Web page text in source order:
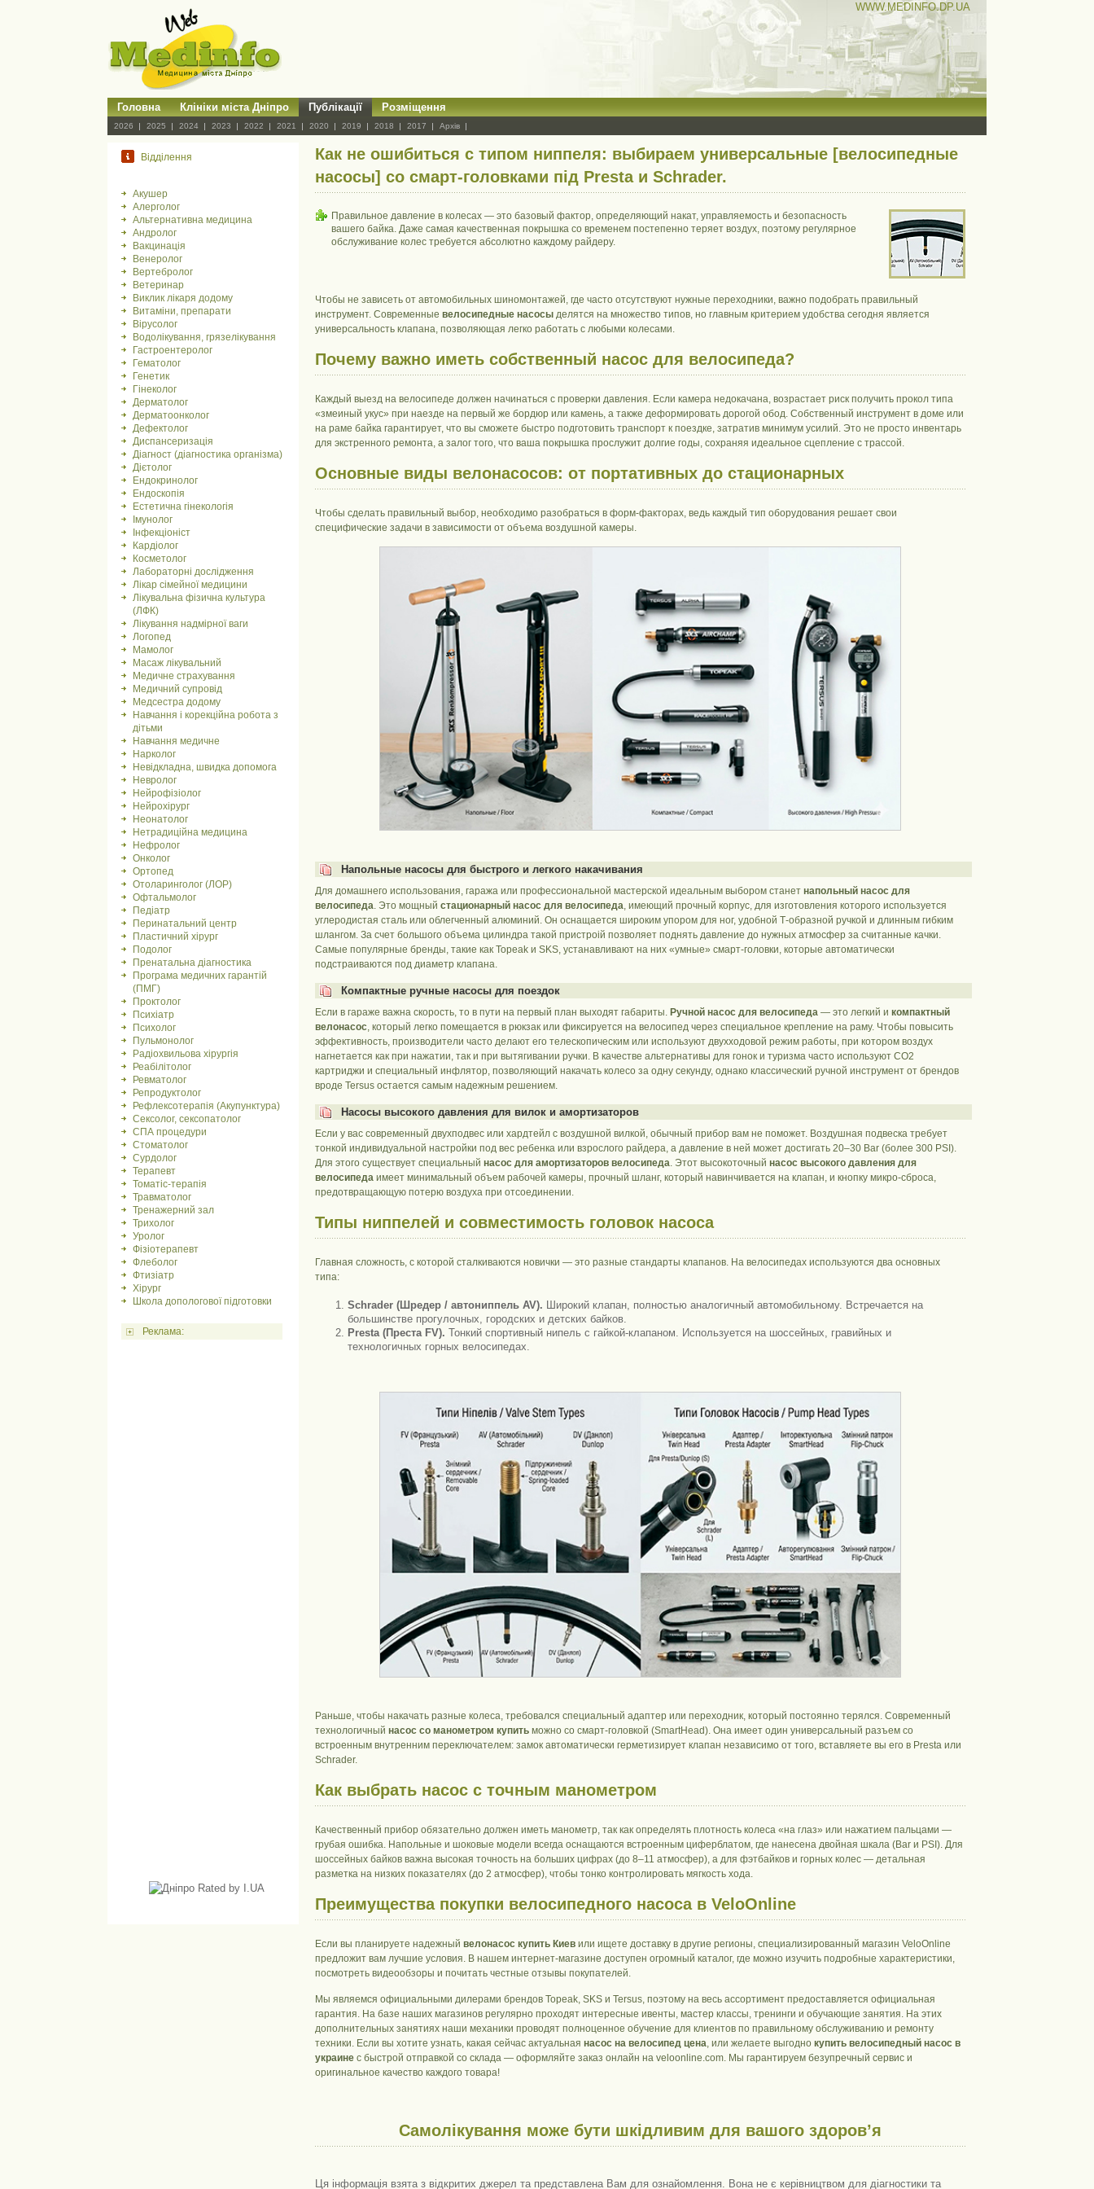
WWW.MEDINFO.DP.UA
Головна Клініки міста Дніпро Публікації Розміщення
2026 2025 2024 2023 2022 2021 2020 2019 2018 2017 Архів
Відділення
Акушер
Алерголог
Альтернативна медицина
Андролог
Вакцинація
Венеролог
Вертебролог
Ветеринар
Виклик лікаря додому
Витаміни, препарати
Вірусолог
Водолікування, грязелікування
Гастроентеролог
Гематолог
Генетик
Гінеколог
Дерматолог
Дерматоонколог
Дефектолог
Диспансеризація
Діагност (діагностика організма)
Дієтолог
Ендокринолог
Ендоскопія
Естетична гінекологія
Імунолог
Інфекціоніст
Кардіолог
Косметолог
Лабораторні дослідження
Лікар сімейної медицини
Лікувальна фізична культура
(ЛФК)
Лікування надмірної ваги
Логопед
Мамолог
Масаж лікувальний
Медичне страхування
Медичний супровід
Медсестра додому
Навчання і корекційна робота з
дітьми
Навчання медичне
Нарколог
Невідкладна, швидка допомога
Невролог
Нейрофізіолог
Нейрохірург
Неонатолог
Нетрадиційна медицина
Нефролог
Онколог
Ортопед
Отоларинголог (ЛОР)
Офтальмолог
Педіатр
Перинатальний центр
Пластичний хірург
Подолог
Пренатальна діагностика
Програма медичних гарантій
(ПМГ)
Проктолог
Психіатр
Психолог
Пульмонолог
Радіохвильова хірургія
Реабілітолог
Ревматолог
Репродуктолог
Рефлексотерапія (Акупунктура)
Сексолог, сексопатолог
СПА процедури
Стоматолог
Сурдолог
Терапевт
Томатіс-терапія
Травматолог
Тренажерний зал
Трихолог
Уролог
Фізіотерапевт
Флеболог
Фтизіатр
Хірург
Школа допологової підготовки
Реклама:
Как не ошибиться с типом ниппеля: выбираем универсальные [велосипедные
насосы] со смарт-головками під Presta и Schrader.
Правильное давление в колесах — это базовый фактор, определяющий накат, управляемость и безопасность
вашего байка. Даже самая качественная покрышка со временем постепенно теряет воздух, поэтому регулярное
обслуживание колес требуется абсолютно каждому райдеру.
Чтобы не зависеть от автомобильных шиномонтажей, где часто отсутствуют нужные переходники, важно подобрать правильный
инструмент. Современные велосипедные насосы делятся на множество типов, но главным критерием удобства сегодня является
универсальность клапана, позволяющая легко работать с любыми колесами.
Почему важно иметь собственный насос для велосипеда?
Каждый выезд на велосипеде должен начинаться с проверки давления. Если камера недокачана, возрастает риск получить прокол типа
«змеиный укус» при наезде на первый же бордюр или камень, а также деформировать дорогой обод. Собственный инструмент в доме или
на раме байка гарантирует, что вы сможете быстро подготовить транспорт к поездке, затратив минимум усилий. Это не просто инвентарь
для экстренного ремонта, а залог того, что ваша покрышка прослужит долгие годы, сохраняя идеальное сцепление с трассой.
Основные виды велонасосов: от портативных до стационарных
Чтобы сделать правильный выбор, необходимо разобраться в форм-факторах, ведь каждый тип оборудования решает свои
специфические задачи в зависимости от объема воздушной камеры.
Напольные насосы для быстрого и легкого накачивания
Для домашнего использования, гаража или профессиональной мастерской идеальным выбором станет напольный насос для
велосипеда. Это мощный стационарный насос для велосипеда, имеющий прочный корпус, для изготовления которого используется
углеродистая сталь или облегченный алюминий. Он оснащается широким упором для ног, удобной Т-образной ручкой и длинным гибким
шлангом. За счет большого объема цилиндра такой пристроій позволяет поднять давление до нужных атмосфер за считанные качки.
Самые популярные бренды, такие как Topeak и SKS, устанавливают на них «умные» смарт-головки, которые автоматически
подстраиваются под диаметр клапана.
Компактные ручные насосы для поездок
Если в гараже важна скорость, то в пути на первый план выходят габариты. Ручной насос для велосипеда — это легкий и компактный
велонасос, который легко помещается в рюкзак или фиксируется на велосипед через специальное крепление на раму. Чтобы повысить
эффективность, производители часто делают его телескопическим или используют двухходовой режим работы, при котором воздух
нагнетается как при нажатии, так и при вытягивании ручки. В качестве альтернативы для гонок и туризма часто используют CO2
картриджи и специальный инфлятор, позволяющий накачать колесо за одну секунду, однако классический ручной инструмент от брендов
вроде Tersus остается самым надежным решением.
Насосы высокого давления для вилок и амортизаторов
Если у вас современный двухподвес или хардтейл с воздушной вилкой, обычный прибор вам не поможет. Воздушная подвеска требует
тонкой индивидуальной настройки под вес ребенка или взрослого райдера, а давление в ней может достигать 20–30 Bar (более 300 PSI).
Для этого существует специальный насос для амортизаторов велосипеда. Этот высокоточный насос высокого давления для
велосипеда имеет минимальный объем рабочей камеры, прочный шланг, который навинчивается на клапан, и кнопку микро-сброса,
предотвращающую потерю воздуха при отсоединении.
Типы ниппелей и совместимость головок насоса
Главная сложность, с которой сталкиваются новички — это разные стандарты клапанов. На велосипедах используются два основных
типа:
Schrader (Шредер / автониппель AV). Широкий клапан, полностью аналогичный автомобильному. Встречается на
большинстве прогулочных, городских и детских байков.
Presta (Преста FV). Тонкий спортивный нипель с гайкой-клапаном. Используется на шоссейных, гравийных и
технологичных горных велосипедах.
Раньше, чтобы накачать разные колеса, требовался специальный адаптер или переходник, который постоянно терялся. Современный
технологичный насос со манометром купить можно со смарт-головкой (SmartHead). Она имеет один универсальный разъем со
встроенным внутренним переключателем: замок автоматически герметизирует клапан независимо от того, вставляете вы его в Presta или
Schrader.
Как выбрать насос с точным манометром
Качественный прибор обязательно должен иметь манометр, так как определять плотность колеса «на глаз» или нажатием пальцами —
грубая ошибка. Напольные и шоковые модели всегда оснащаются встроенным циферблатом, где нанесена двойная шкала (Bar и PSI). Для
шоссейных байков важна высокая точность на больших цифрах (до 8–11 атмосфер), а для фэтбайков и горных колес — детальная
разметка на низких показателях (до 2 атмосфер), чтобы тонко контролировать мягкость хода.
Преимущества покупки велосипедного насоса в VeloOnline
Если вы планируете надежный велонасос купить Киев или ищете доставку в другие регионы, специализированный магазин VeloOnline
предложит вам лучшие условия. В нашем интернет-магазине доступен огромный каталог, где можно изучить подробные характеристики,
посмотреть видеообзоры и почитать честные отзывы покупателей.
Мы являемся официальными дилерами брендов Topeak, SKS и Tersus, поэтому на весь ассортимент предоставляется официальная
гарантия. На базе наших магазинов регулярно проходят интересные ивенты, мастер классы, тренинги и обучающие занятия. На этих
дополнительных занятиях наши механики проводят полноценное обучение для клиентов по правильному обслуживанию и ремонту
техники. Если вы хотите узнать, какая сейчас актуальная насос на велосипед цена, или желаете выгодно купить велосипедный насос в
украине с быстрой отправкой со склада — оформляйте заказ онлайн на veloonline.com. Мы гарантируем безупречный сервис и
оригинальное качество каждого товара!
Самолікування може бути шкідливим для вашого здоров’я
Ця інформація взята з відкритих джерел та представлена ​​Вам для ознайомлення. Вона не є керівництвом для діагностики та